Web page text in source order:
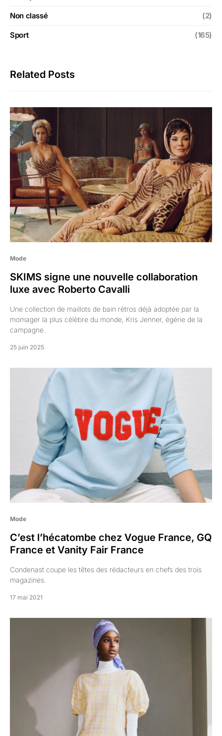
Non classé (2)
Sport (165)
Related Posts
Mode
SKIMS signe une nouvelle collaboration
luxe avec Roberto Cavalli
Une collection de maillots de bain rétros déjà adoptée par la
momager la plus célèbre du monde, Kris Jenner, égérie de la
campagne.
25 juin 2025
Mode
C’est l’hécatombe chez Vogue France, GQ
France et Vanity Fair France
Condenast coupe les têtes des rédacteurs en chefs des trois
magazines.
17 mai 2021